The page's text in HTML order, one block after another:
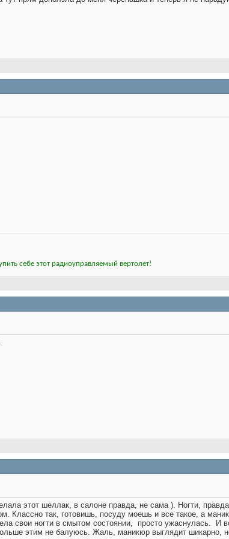
себе этот радиоуправляемый вертолет!
этот шеллак, в салоне правда, не сама ). Ногти,
Классно так, готовишь, посуду моешь и все такое, а
свои ногти в смытом состоянии,
просто ужаснулась.
И
этим не балуюсь. Жаль, маникюр выглядит шикарно,